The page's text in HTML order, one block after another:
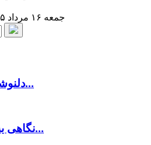
جمعه ۱۶ مرداد ۱۴۰۵ - الجمعة ۲۲ صفر ۱۴۴۸
دلنوشته آریا عظیمی‌نژاد برای...
نگاهی به زندگی هنری ناصر عبد...